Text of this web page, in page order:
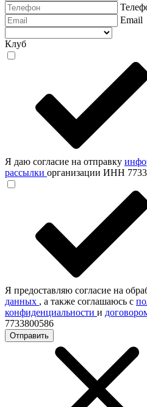
Email
Клуб
Я даю согласие на отправку
рассылки организации ИНН
Я предоставляю согласие на
данных , а также соглашаюсь с
конфиденциальности и
7733800586
Отправить